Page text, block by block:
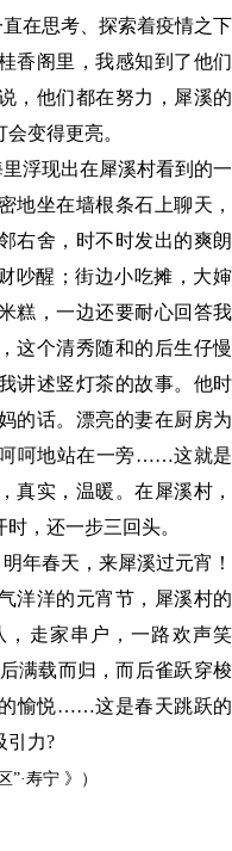
在思考、探索着疫情之下
香阁里，我感知到了他们
，他们都在努力，犀溪的
变得更亮。
浮现出在犀溪村看到的一
地坐在墙根条石上聊天，
右舍，时不时发出的爽朗
吵醒；街边小吃摊，大婶
糕，一边还要耐心回答我
这个清秀随和的后生仔慢
讲述竖灯茶的故事。他时
的话。漂亮的妻在厨房为
呵地站在一旁……这就是
真实，温暖。在犀溪村，
，还一步三回头。
年春天，来犀溪过元宵！
洋洋的元宵节，犀溪村的
走家串户，一路欢声笑
满载而归，而后雀跃穿梭
愉悦……这是春天跳跃的
引力?
”·寿宁 》）